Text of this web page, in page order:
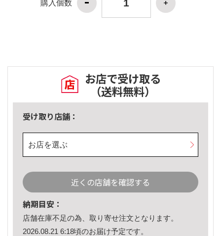
購入個数
お店で受け取る
（送料無料）
受け取り店舗：
お店を選ぶ
近くの店舗を確認する
納期目安：
店舗在庫不足の為、取り寄せ注文となります。
2026.08.21 6:18頃のお届け予定です。